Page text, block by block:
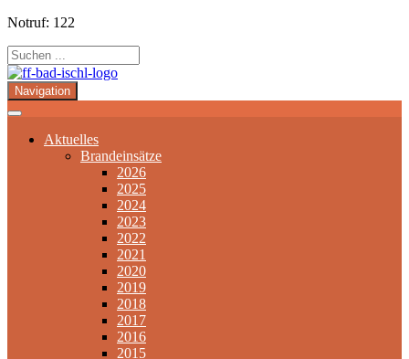
Notruf: 122
Navigation
Aktuelles
Brandeinsätze
2026
2025
2024
2023
2022
2021
2020
2019
2018
2017
2016
2015